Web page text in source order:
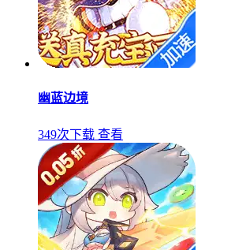
幽蓝边境
349次下载 查看